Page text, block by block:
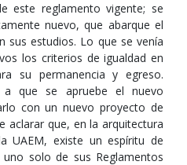
este reglamento vigente; se
nuevo, que abarque el
sus estudios. Lo que se venía
los criterios de igualdad en
su permanencia y egreso.
que se apruebe el nuevo
con un nuevo proyecto de
aclarar que, en la arquitectura
UAEM, existe un espíritu de
solo de sus Reglamentos